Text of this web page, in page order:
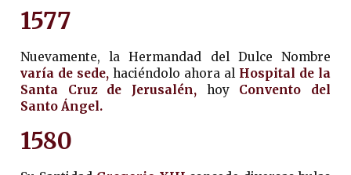
1577
Nuevamente, la Hermandad del Dulce Nombre
varía de sede, haciéndolo ahora al Hospital de la
Santa Cruz de Jerusalén, hoy Convento del
Santo Ángel.
1580